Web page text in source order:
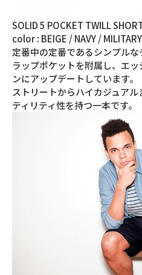
SOLID 5 POCKET TWILL
color : BEIGE / NAVY /
定番中の定番であるシンプル
ラップポケットを附属し、エ
ンにアップデートしています。
ストリートからハイカジュア
ティリティ性を持つ一本です。